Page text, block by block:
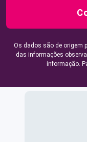
Os dados são de origem
das informações
informação.